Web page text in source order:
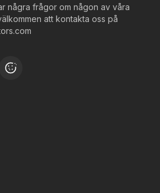
några frågor om någon av våra
att kontakta oss på